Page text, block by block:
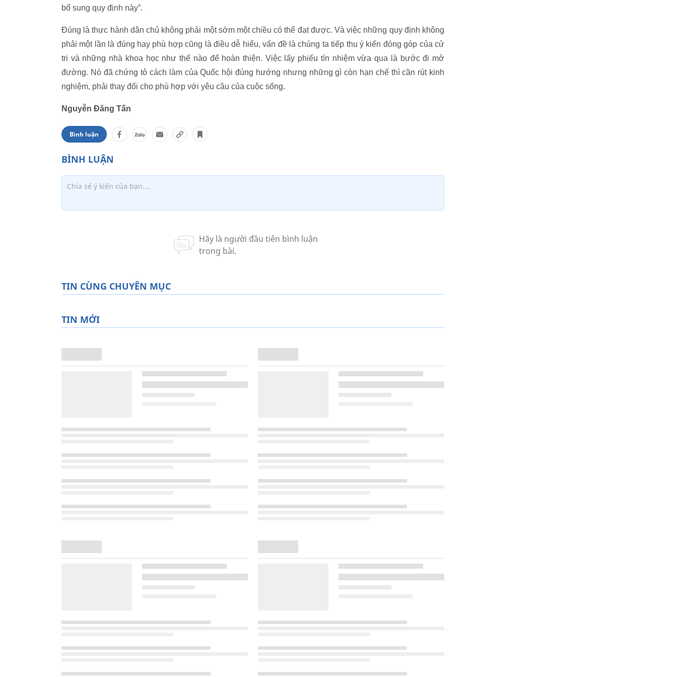
bổ sung quy định này”.
Đúng là thực hành dân chủ không phải một sớm một chiều có thể đạt được. Và việc những quy định không
phải một lần là đúng hay phù hợp cũng là điều dễ hiểu, vấn đề là chúng ta tiếp thu ý kiến đóng góp của cử
tri và những nhà khoa học như thế nào để hoàn thiện. Việc lấy phiếu tín nhiệm vừa qua là bước đi mở
đường. Nó đã chứng tỏ cách làm của Quốc hội đúng hướng nhưng những gì còn hạn chế thì cần rút kinh
nghiệm, phải thay đổi cho phù hợp với yêu cầu của cuộc sống.
Nguyễn Đăng Tấn
Bình luận
TIN CÙNG CHUYÊN MỤC
TIN MỚI